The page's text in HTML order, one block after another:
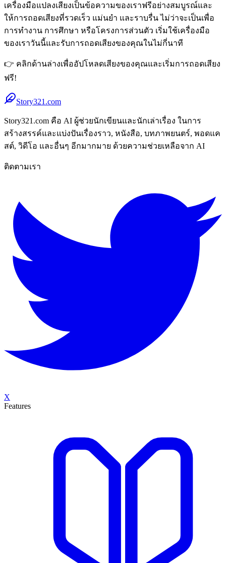
เครื่องมือแปลงเสียงเป็นข้อความของเราฟรีอย่างสมบูรณ์และ
ให้การถอดเสียงที่รวดเร็ว แม่นยำ และราบรื่น ไม่ว่าจะเป็นเพื่อ
การทำงาน การศึกษา หรือโครงการส่วนตัว เริ่มใช้เครื่องมือ
ของเราวันนี้และรับการถอดเสียงของคุณในไม่กี่นาที
👉 คลิกด้านล่างเพื่ออัปโหลดเสียงของคุณและเริ่มการถอดเสียง
ฟรี!
Story321.com
Story321.com คือ AI ผู้ช่วยนักเขียนและนักเล่าเรื่อง ในการ
สร้างสรรค์และแบ่งปันเรื่องราว, หนังสือ, บทภาพยนตร์, พอดแค
สต์, วิดีโอ และอื่นๆ อีกมากมาย ด้วยความช่วยเหลือจาก AI
ติดตามเรา
X
Features